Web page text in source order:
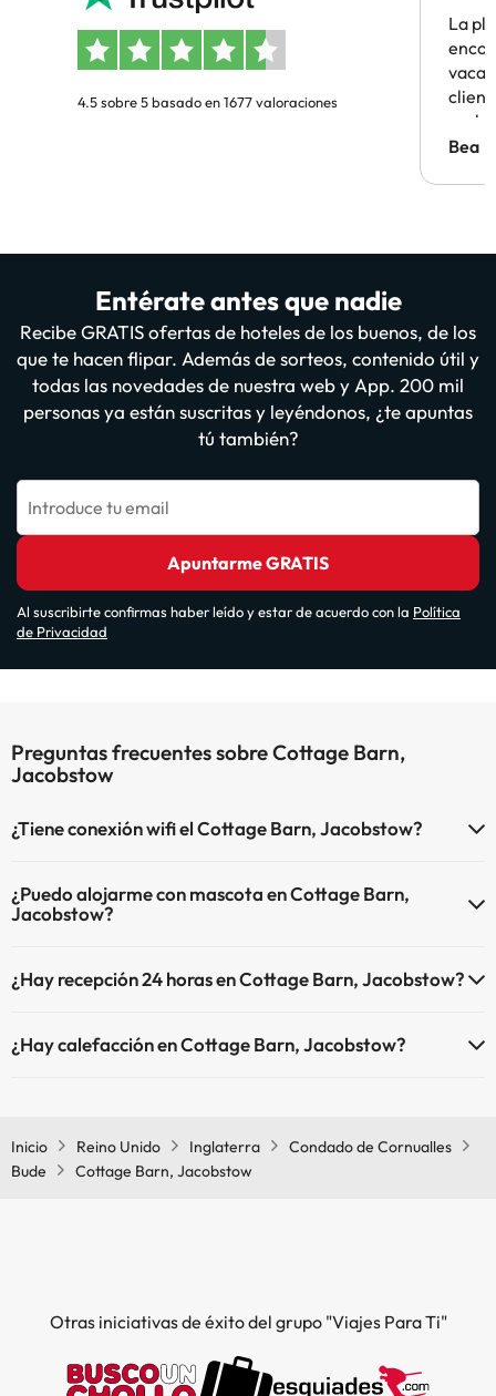
4.5 sobre 5 basado en 1677 valoraciones
La
Bea
Entérate antes que nadie
Recibe GRATIS ofertas de hoteles de los buenos, de los
que te hacen flipar. Además de sorteos, contenido útil y
todas las novedades de nuestra web y App. 200 mil
personas ya están suscritas y leyéndonos, ¿te apuntas
tú también?
Introduce tu email
Apuntarme GRATIS
Al suscribirte confirmas haber leído y estar de acuerdo con la Política
de Privacidad
Preguntas frecuentes sobre Cottage Barn,
Jacobstow
¿Tiene conexión wifi el Cottage Barn, Jacobstow?
¿Puedo alojarme con mascota en Cottage Barn,
Jacobstow?
de pago directo en hotel). Consulta las condiciones.
¿Hay recepción 24 horas en Cottage Barn, Jacobstow?
¿Hay calefacción en Cottage Barn, Jacobstow?
Inicio
Reino Unido Inglaterra
Condado de Cornualles
Bude
Cottage Barn, Jacobstow
Otras iniciativas de éxito del grupo "Viajes Para Ti"